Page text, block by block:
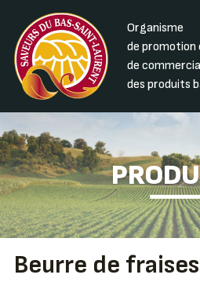
Organisme
de promotion
de
des produits
Beurre de fraises